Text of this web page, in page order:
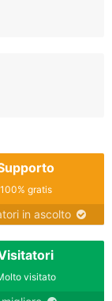
100% gratis
in ascolto
visitato